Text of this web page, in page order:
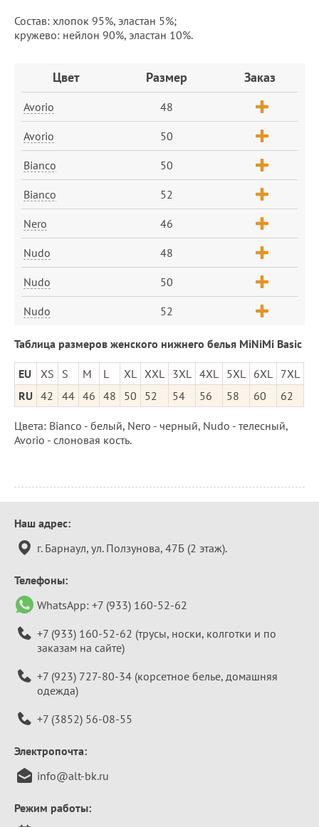
Состав: хлопок 95%, эластан 5%;
кружево: нейлон 90%, эластан 10%.
ЗаказЦвет Размер Заказ
Avorio 48
Avorio 50
Bianco 50
Bianco 52
Nero 46
Nudo 48
Nudo 50
Nudo 52
Таблица размеров женского нижнего белья MiNiMi Basic
EU XS S M L XL XXL 3XL 4XL 5XL 6XL
7XL
RU 42 44 46 48 50 52 54 56 58 60 62
Цвета: Bianco - белый, Nero - черный, Nudo - телесный,
Avorio - слоновая кость.
Контактная
информация
Наш адрес:
г. Барнаул, ул. Ползунова, 47Б (2 этаж).
Телефоны:
WhatsApp: +7 (933) 160-52-62
+7 (933) 160-52-62 (трусы, носки, колготки и по
заказам на сайте)
+7 (923) 727-80-34 (корсетное белье, домашняя
одежда)
+7 (3852) 56-08-55
Электропочта:
info@alt-bk.ru
Режим работы: